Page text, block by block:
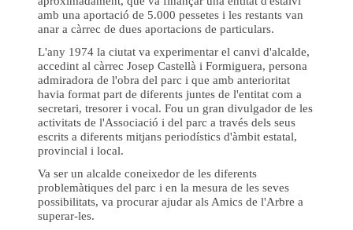
amb una aportació de 5.000 pessetes i les restants van
anar a càrrec de dues aportacions de particulars.
L'any 1974 la ciutat va experimentar el canvi d'alcalde,
accedint al càrrec Josep Castellà i Formiguera, persona
admiradora de l'obra del parc i que amb anterioritat
havia format part de diferents juntes de l'entitat com a
secretari, tresorer i vocal. Fou un gran divulgador de les
activitats de l'Associació i del parc a través dels seus
escrits a diferents mitjans periodístics d'àmbit estatal,
provincial i local.
Va ser un alcalde coneixedor de les diferents
problemàtiques del parc i en la mesura de les seves
possibilitats, va procurar ajudar als Amics de l'Arbre a
superar-les.